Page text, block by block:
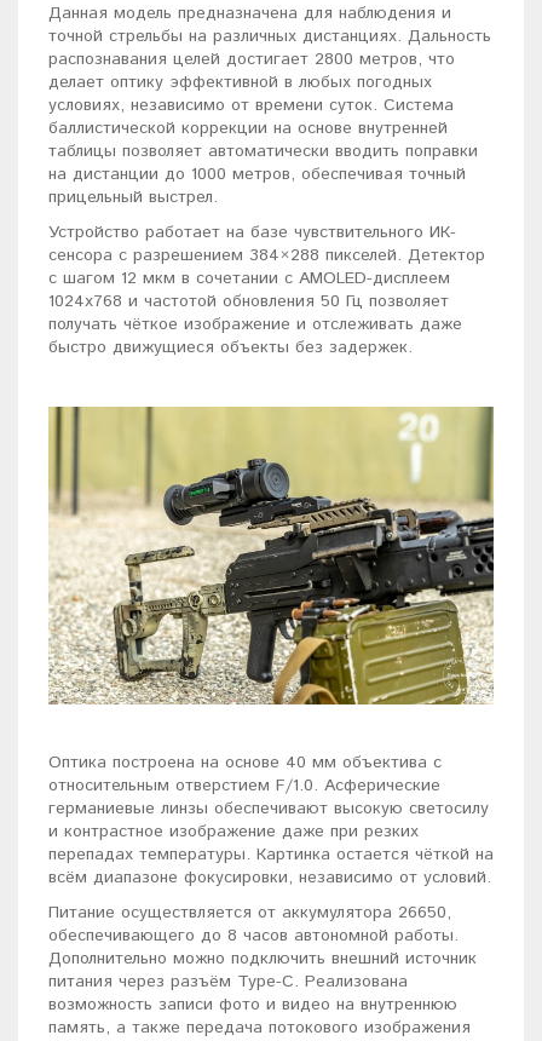
Данная модель предназначена для наблюдения и
точной стрельбы на различных дистанциях. Дальность
распознавания целей достигает 2800 метров, что
делает оптику эффективной в любых погодных
условиях, независимо от времени суток. Система
баллистической коррекции на основе внутренней
таблицы позволяет автоматически вводить поправки
на дистанции до 1000 метров, обеспечивая точный
прицельный выстрел.
Устройство работает на базе чувствительного ИК-
сенсора с разрешением 384×288 пикселей. Детектор
с шагом 12 мкм в сочетании с AMOLED-дисплеем
1024х768 и частотой обновления 50 Гц позволяет
получать чёткое изображение и отслеживать даже
быстро движущиеся объекты без задержек.
Оптика построена на основе 40 мм объектива с
относительным отверстием F/1.0. Асферические
германиевые линзы обеспечивают высокую светосилу
и контрастное изображение даже при резких
перепадах температуры. Картинка остается чёткой на
всём диапазоне фокусировки, независимо от условий.
Питание осуществляется от аккумулятора 26650,
обеспечивающего до 8 часов автономной работы.
Дополнительно можно подключить внешний источник
питания через разъём Type-C. Реализована
возможность записи фото и видео на внутреннюю
память, а также передача потокового изображения